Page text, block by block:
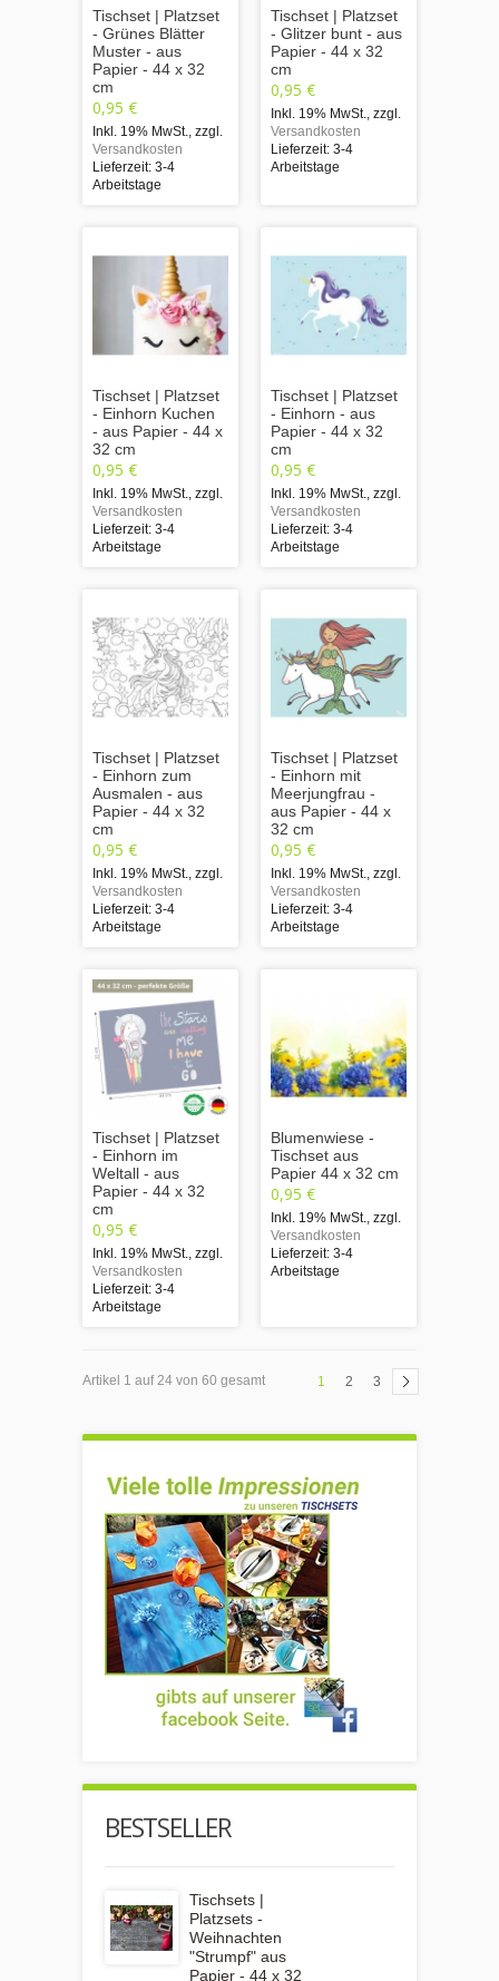
Tischset | Platzset
- Grünes Blätter
Muster - aus
Papier - 44 x 32
cm
0,95 €
Inkl. 19% MwSt., zzgl.
Versandkosten
Lieferzeit: 3-4
Arbeitstage
Tischset | Platzset
- Glitzer bunt - aus
Papier - 44 x 32
cm
0,95 €
Inkl. 19% MwSt., zzgl.
Versandkosten
Lieferzeit: 3-4
Arbeitstage
Tischset | Platzset
- Einhorn Kuchen
- aus Papier - 44 x
32 cm
0,95 €
Inkl. 19% MwSt., zzgl.
Versandkosten
Lieferzeit: 3-4
Arbeitstage
Tischset | Platzset
- Einhorn - aus
Papier - 44 x 32
cm
0,95 €
Inkl. 19% MwSt., zzgl.
Versandkosten
Lieferzeit: 3-4
Arbeitstage
Tischset | Platzset
- Einhorn zum
Ausmalen - aus
Papier - 44 x 32
cm
0,95 €
Inkl. 19% MwSt., zzgl.
Versandkosten
Lieferzeit: 3-4
Arbeitstage
Tischset | Platzset
- Einhorn mit
Meerjungfrau -
aus Papier - 44 x
32 cm
0,95 €
Inkl. 19% MwSt., zzgl.
Versandkosten
Lieferzeit: 3-4
Arbeitstage
Tischset | Platzset
- Einhorn im
Weltall - aus
Papier - 44 x 32
cm
0,95 €
Inkl. 19% MwSt., zzgl.
Versandkosten
Lieferzeit: 3-4
Arbeitstage
Blumenwiese -
Tischset aus
Papier 44 x 32 cm
0,95 €
Inkl. 19% MwSt., zzgl.
Versandkosten
Lieferzeit: 3-4
Arbeitstage
Artikel 1 auf 24 von 60 gesamt 1 2 3
BESTSELLER
Tischsets |
Platzsets -
Weihnachten
"Strumpf" aus
Papier - 44 x 32